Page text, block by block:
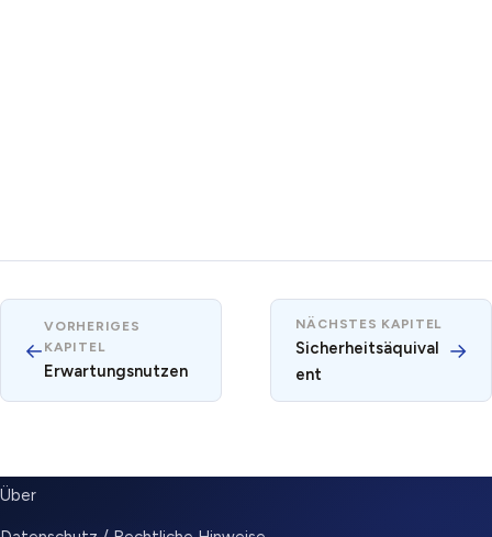
←
VORHERIGES
KAPITEL
Erwartungsnutzen
NÄCHSTES KAPITEL
Sicherheitsäquival
ent
→
SUBMENU
Über